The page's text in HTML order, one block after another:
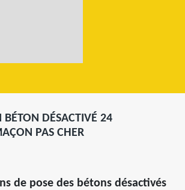
BÉTON DÉSACTIVÉ 24
PAS CHER
de pose des bétons désactivés